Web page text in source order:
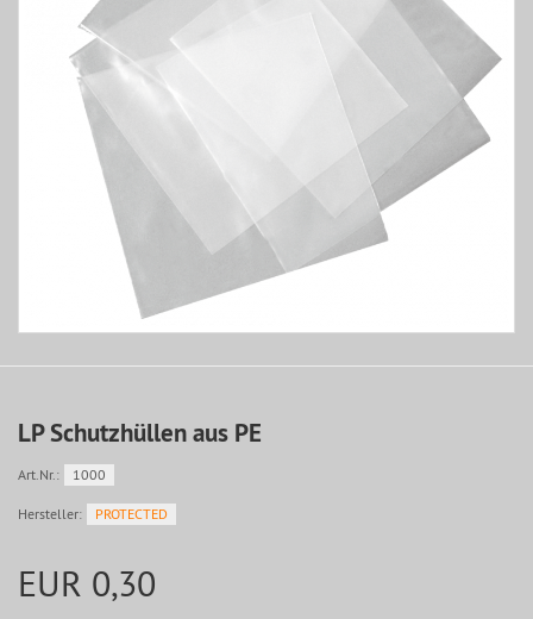
LP Schutzhüllen aus PE
Art.Nr.: 1000
Hersteller: PROTECTED
EUR 0,30